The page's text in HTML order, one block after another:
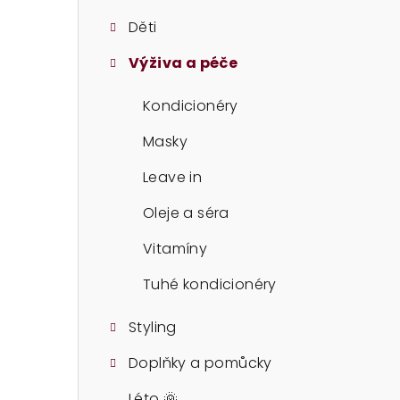
Děti
Výživa a péče
Kondicionéry
Masky
Leave in
Oleje a séra
Vitamíny
Tuhé kondicionéry
Styling
Doplňky a pomůcky